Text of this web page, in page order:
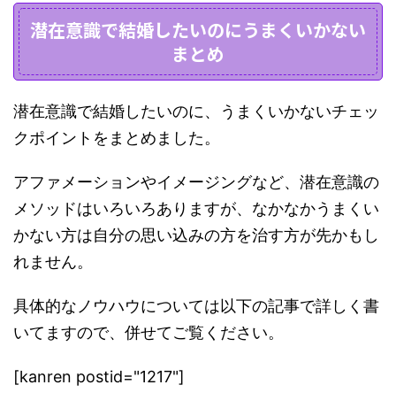
潜在意識で結婚したいのにうまくいかない
まとめ
潜在意識で結婚したいのに、うまくいかないチェッ
クポイントをまとめました。
アファメーションやイメージングなど、潜在意識の
メソッドはいろいろありますが、なかなかうまくい
かない方は自分の思い込みの方を治す方が先かもし
れません。
具体的なノウハウについては以下の記事で詳しく書
いてますので、併せてご覧ください。
[kanren postid="1217"]